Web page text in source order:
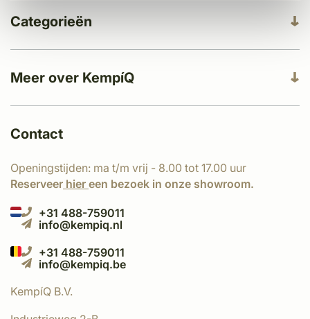
Meer over KempíQ
Categorieën
Contact
Openingstijden: ma t/m vrij - 8.00 tot 17.00 uur
Reserveer hier een bezoek in onze showroom.
+31 488-759011
info@kempiq.nl
+31 488-759011
info@kempiq.be
KempíQ B.V.